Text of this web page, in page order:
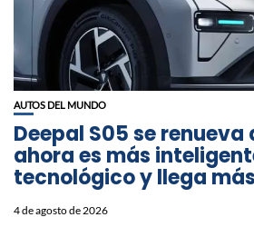
AUTOS DEL MUNDO
Deepal S05 se renueva
ahora es más
tecnológico y llega
4 de agosto de 2026